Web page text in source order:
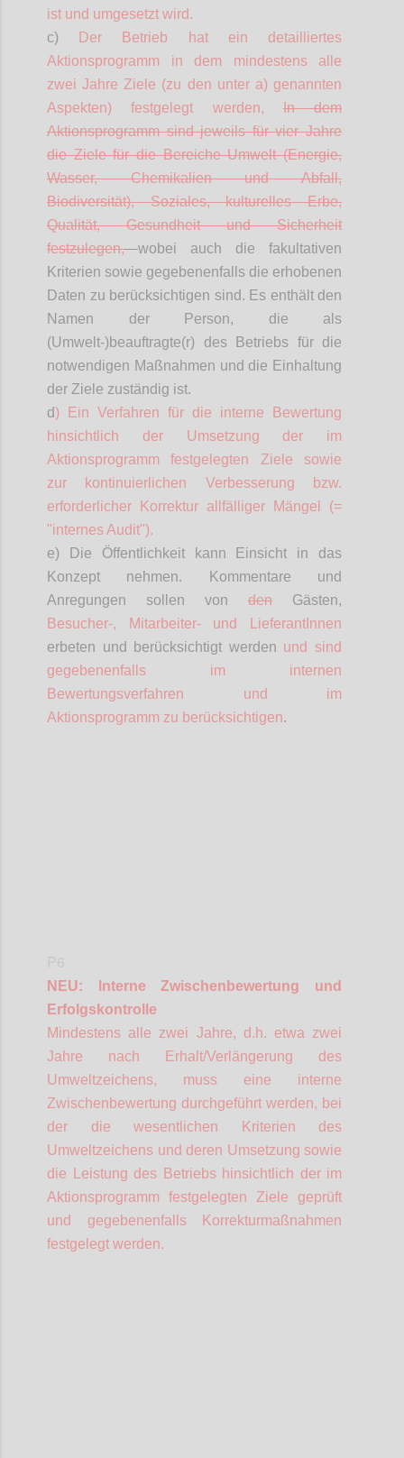
ist und umgesetzt wird.
c)
Der Betrieb hat ein
detailliertes
Aktionsprogramm in dem mindestens alle
zwei Jahre Ziele (zu den unter a) genannten
Aspekten) festgelegt werden, In dem
Aktionsprogramm sind jeweils für vier Jahre
die Ziele für die Bereiche Umwelt (Energie,
Wasser, Chemikalien und Abfall,
Biodiversität), Soziales, kulturelles Erbe,
Qualität, Gesundheit und Sicherheit
festzulegen,
wobei auch die fakultativen
Kriterien sowie gegebenenfalls die erhobenen
Daten zu berücksichtigen sind. Es enthält den
Namen der Person, die als
(Umwelt-)beauftragte(r) des Betriebs für die
notwendigen Maßnahmen und die Einhaltung
der Ziele zuständig ist.
d) Ein Verfahren für die interne Bewertung
hinsichtlich der Umsetzung der im
Aktionsprogramm festgelegten Ziele sowie
zur kontinuierlichen Verbesserung bzw.
erforderlicher Korrektur allfälliger Mängel (=
"internes Audit").
e) Die Öffentlichkeit kann Einsicht in das
Konzept nehmen. Kommentare und
Anregungen sollen von den Gästen,
Besucher-,
Mitarbeiter- und
LieferantInnen
erbeten und berücksichtigt werden und sind
gegebenenfalls im internen
Bewertungsverfahren und im
Aktionsprogramm zu berücksichtigen.
NEU: Interne Zwischenbewertung und
Erfolgskontrolle
Mindestens alle zwei Jahre, d.h. etwa zwei
Jahre nach Erhalt/Verlängerung des
Umweltzeichens, muss eine interne
Zwischenbewertung durchgeführt werden, bei
der die wesentlichen Kriterien des
Umweltzeichens und deren Umsetzung sowie
die Leistung des Betriebs hinsichtlich der im
Aktionsprogramm festgelegten Ziele geprüft
und gegebenenfalls Korrekturmaßnahmen
festgelegt werden.